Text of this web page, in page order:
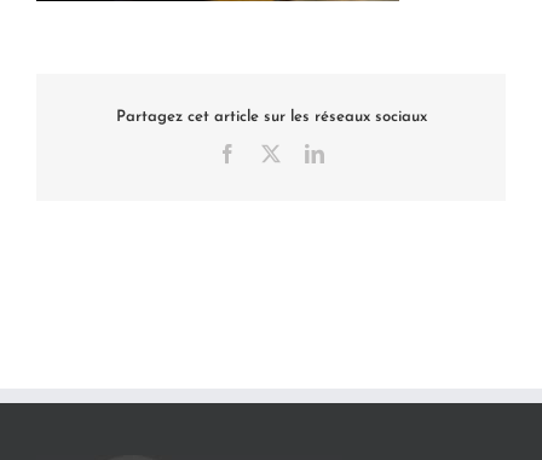
Partagez cet article sur les réseaux sociaux
Facebook LinkedIn